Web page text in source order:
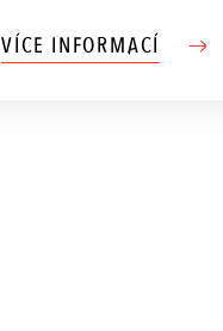
VÍCE INFORMACÍ